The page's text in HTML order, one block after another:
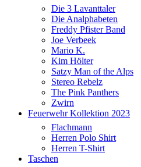
Die 3 Lavanttaler
Die Analphabeten
Freddy Pfister Band
Joe Verbeek
Mario K.
Kim Hölter
Satzy Man of the Alps
Stereo Rebelz
The Pink Panthers
Zwirn
Feuerwehr Kollektion 2023
Flachmann
Herren Polo Shirt
Herren T-Shirt
Taschen